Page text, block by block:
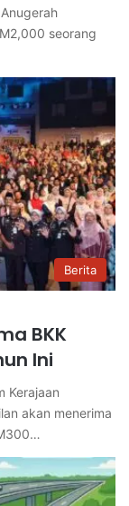
seorang
Berita
BKK
Ini
Kerajaan
akan menerima